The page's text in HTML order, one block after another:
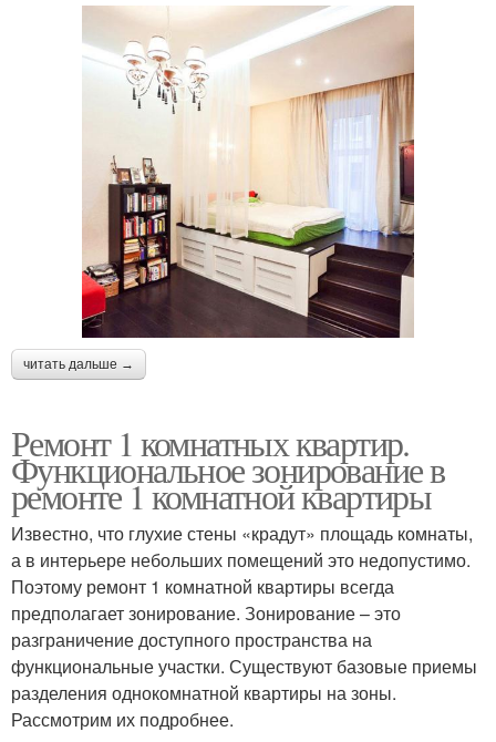
читать дальше →
Ремонт 1 комнатных квартир.
Функциональное зонирование в
ремонте 1 комнатной квартиры
Известно, что глухие стены «крадут» площадь комнаты,
а в интерьере небольших помещений это недопустимо.
Поэтому ремонт 1 комнатной квартиры всегда
предполагает зонирование. Зонирование – это
разграничение доступного пространства на
функциональные участки. Существуют базовые приемы
разделения однокомнатной квартиры на зоны.
Рассмотрим их подробнее.